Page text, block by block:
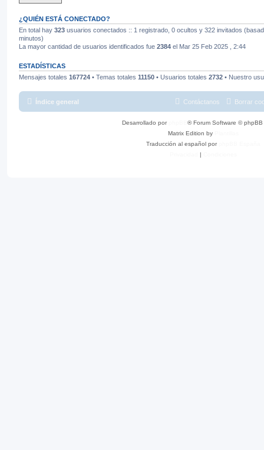
¿QUIÉN ESTÁ CONECTADO?
En total hay 323 usuarios conectados :: 1 registrado, 0 ocultos y 322 invitados
minutos)
La mayor cantidad de usuarios identificados fue 2384 el Mar 25 Feb 2025 , 2:44
ESTADÍSTICAS
Mensajes totales 167724 • Temas totales 11150 • Usuarios totales 2732 • Nuestro
Índice general Borrar
Contáctanos
Desarrollado por
® Forum Software © phpBB
Matrix Edition by
Traducción al español por
|